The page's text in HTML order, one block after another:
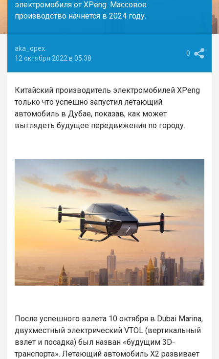
электромобиля от XPeng. Массовое
производство начнется в 2024 году.
aka_opex
12 октября 2022 в 05:38
0
Китайский производитель электромобилей XPeng
только что успешно запустил летающий
автомобиль в Дубае, показав, как может
выглядеть будущее передвижения по городу.
После успешного взлета 10 октября в Dubai Marina,
двухместный электрический VTOL (вертикальный
взлет и посадка) был назван «будущим 3D-
транспорта». Летающий автомобиль X2 развивает